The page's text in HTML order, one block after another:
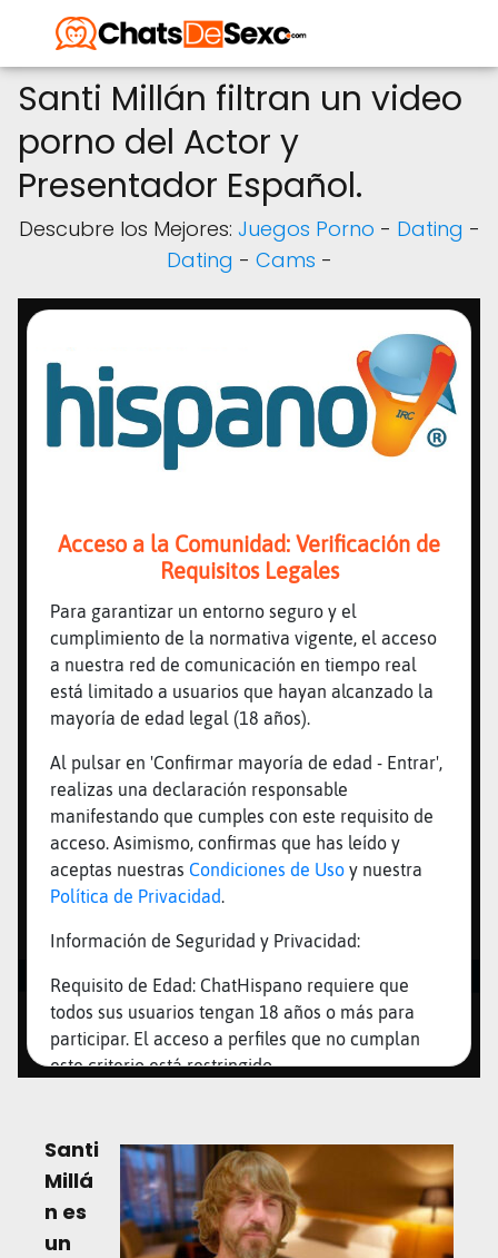
Santi Millán filtran un video
porno del Actor y
Presentador Español.
Descubre los Mejores: Juegos Porno - Dating -
Dating - Cams -
Santi
Millá
n es
un